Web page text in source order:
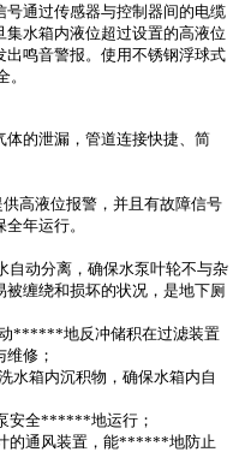
通过传感器与控制器间的电缆
水箱内液位超过设置的高液位
鸣音警报。使用不锈钢浮球式
的泄漏，管道连接快捷、简
高液位报警，并且有故障信号
年运行。
自动分离，确保水泵叶轮不与杂
缠绕和损坏的状况，是地下厕
******地反冲储积在过滤装置
修；
箱内沉积物，确保水箱内自
安全******地运行；
的通风装置，能******地防止